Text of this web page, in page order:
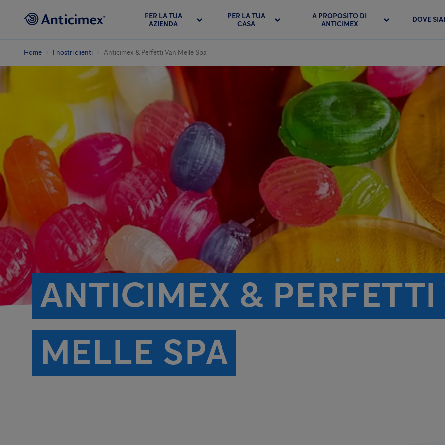
PER LA TUA
AZIENDA
PER LA TUA
CASA
A PROPOSITO DI
ANTICIMEX
DOVE
Home I nostri clienti Anticimex & Perfetti Van Melle Spa
ANTICIMEX & PERFETTI
MELLE SPA